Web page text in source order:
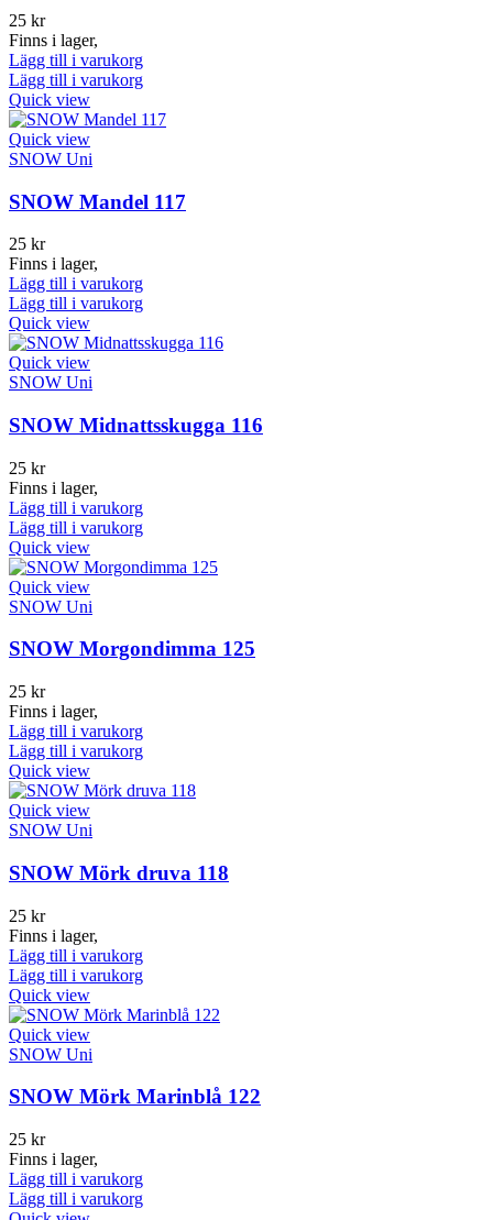
25 kr
Finns i lager,
Lägg till i varukorg
Lägg till i varukorg
Quick view
Quick view
SNOW Uni
SNOW Mandel 117
25 kr
Finns i lager,
Lägg till i varukorg
Lägg till i varukorg
Quick view
Quick view
SNOW Uni
SNOW Midnattsskugga 116
25 kr
Finns i lager,
Lägg till i varukorg
Lägg till i varukorg
Quick view
Quick view
SNOW Uni
SNOW Morgondimma 125
25 kr
Finns i lager,
Lägg till i varukorg
Lägg till i varukorg
Quick view
Quick view
SNOW Uni
SNOW Mörk druva 118
25 kr
Finns i lager,
Lägg till i varukorg
Lägg till i varukorg
Quick view
Quick view
SNOW Uni
SNOW Mörk Marinblå 122
25 kr
Finns i lager,
Lägg till i varukorg
Lägg till i varukorg